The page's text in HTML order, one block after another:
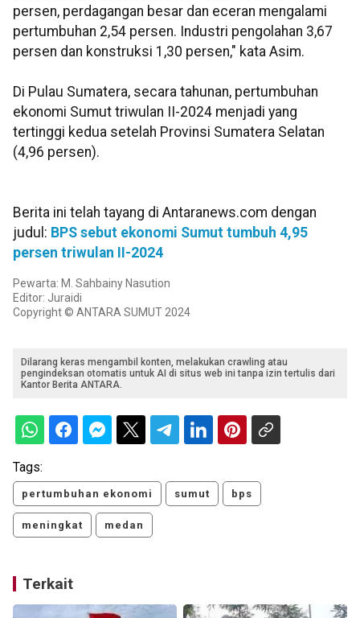
persen, perdagangan besar dan eceran mengalami
pertumbuhan 2,54 persen. Industri pengolahan 3,67
persen dan konstruksi 1,30 persen," kata Asim.
Di Pulau Sumatera, secara tahunan, pertumbuhan
ekonomi Sumut triwulan II-2024 menjadi yang
tertinggi kedua setelah Provinsi Sumatera Selatan
(4,96 persen).
Berita ini telah tayang di Antaranews.com dengan
judul: BPS sebut ekonomi Sumut tumbuh 4,95
persen triwulan II-2024
Pewarta: M. Sahbainy Nasution
Editor: Juraidi
Copyright © ANTARA SUMUT 2024
Dilarang keras mengambil konten, melakukan crawling atau
pengindeksan otomatis untuk AI di situs web ini tanpa izin tertulis dari
Kantor Berita ANTARA.
Tags:
pertumbuhan ekonomi sumut bps
meningkat medan
Terkait